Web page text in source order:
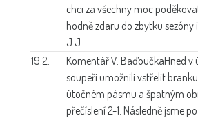
chci za všechny moc
hodně zdaru do zbytku sezóny
J.J.
19.2.
Komentář V. BaďoučkaHned v
soupeři umožnili vstřelit
útočném pásmu a špatným
přečíslení 2-1. Následně jsme